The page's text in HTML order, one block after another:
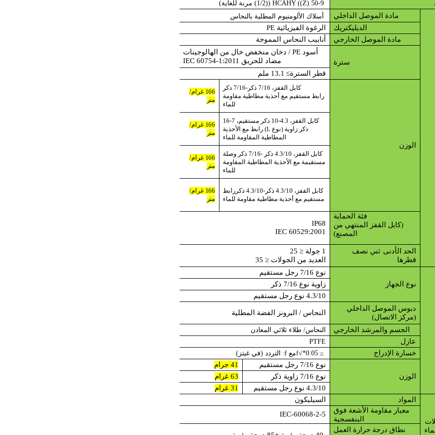
HCAHY ((Z) 50-9 ((1/2) مرنة للغاية)
مادة الموصل الداخلي أسلاك الألومنيوم المطلية بالنحاس
الديليكتريك
الرغوة الفيزيائية PE
مادة الموصل الخارجي
أنابيب النحاس المموجة
سترة
أسود PE / دخان منخفض خال من الهالوجينات
مضاد للحريق IEC 60754-1:2011
قطر السترة≥ 13.1 ملم
الوزن
كابل القفز، 7/16 ذكر-7/16 ذكر
رابط مستقيم مع أحذية مطاطية مقاومة
للماء
166 غرام/
متر
كابل القفز، 4.3-10 ذكر مستقيم، 7-16
ذكر زاوية (نوع L) رابط مع الأحذية
المطاطية المقاومة للماء
166 غرام/
متر
كابل القفز، 4.3/10 ذكر -7/16 ذكر وصلة
مستقيمة مع الأحذية المطاطية المقاومة
للماء
166 غرام/
متر
كابل القفز، 4.3/10 ذكر-4.3/10 ذكر
رابط
مستقيم مع أحذية مطاطية مقاومة للماء
166 غرام/
متر
فئة الحماية
(كابل القفز المنتهي من
المصنع)
IP68
IEC 60529:2001
الحد الأدنى ثني نصف
قطرها
1 جولة ≤
25
العديد من الجولات ≤ 35
نوع الجهاز
نوع 7/16 رجل مستقيم
زاوية نوع 7/16 ذكر
4.3/10 نوع رجل مستقيم
دبوس الموصل الداخلي
(مركز الاتصال)
النحاس / البرونز الفضة المطلية
الجسم والمرشد الخارجي النحاس/ طلاء ثلاثي المعادن
عازل PTFE
خسارة الإدراج ≤ 0.05*
√f مع f: التردد (في غيتز)
الوزن
نوع 7/16 رجل مستقيم
41 جرام
نوع 7/16 زاوية ذكر
63 غرام
4.3/10 نوع رجل مستقيم
31 غرام
المواد
السيليكون
معيار مقاومة الأشعة فوق
البنفسجية
IEC-60068-2-5
نطاق درجة حرارة العمل